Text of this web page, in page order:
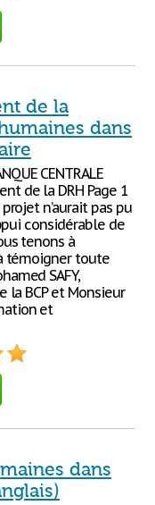
de la
dans
CENTRALE
de la DRH Page 1
n’aurait pas pu
considérable de
tenons à
témoigner toute
SAFY,
la BCP et Monsieur
et
dans